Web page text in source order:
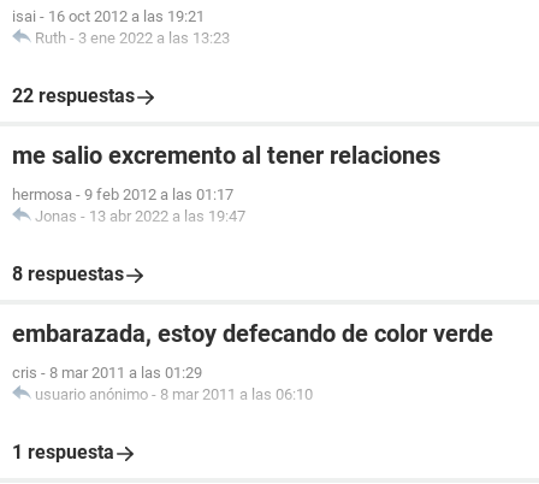
isai - 16 oct 2012 a las 19:21
Ruth - 3 ene 2022 a las 13:23
22 respuestas
me salio excremento al tener relaciones
hermosa - 9 feb 2012 a las 01:17
Jonas - 13 abr 2022 a las 19:47
8 respuestas
embarazada, estoy defecando de color verde
cris - 8 mar 2011 a las 01:29
usuario anónimo - 8 mar 2011 a las 06:10
1 respuesta